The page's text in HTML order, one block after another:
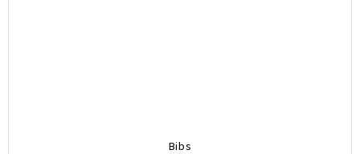
Bibs